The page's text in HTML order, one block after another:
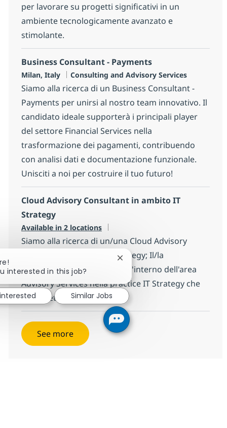
per lavorare su progetti significativi in un
ambiente tecnologicamente avanzato e
stimolante.
Business Consultant - Payments
Location
Milan, Italy Category
Consulting and Advisory Services
Siamo alla ricerca di un Business Consultant -
Payments per unirsi al nostro team innovativo. Il
candidato ideale supporterà i principali player
del settore Financial Services nella
trasformazione dei pagamenti, contribuendo
con analisi dati e documentazione funzionale.
Unisciti a noi per costruire il tuo futuro!
Cloud Advisory Consultant in ambito IT
Strategy
Available in 2 locations
Siamo alla ricerca di un/una Cloud Advisory
Consultant in ambito IT Strategy; Il/la
candidato/a verrà inserito all'interno dell'area
Advisory Services nella practice IT Strategy che
ha l'obiettivo di...
See more
interested in this job?
Close chatbot notification
Similar Jobs